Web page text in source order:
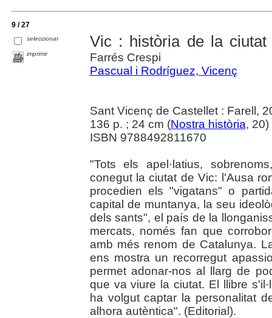
9 / 27
seleccionar
imprimir
Vic : història de la ciutat
Farrés Crespi
Pascual i Rodríguez, Vicenç
Sant Vicenç de Castellet : Farell,
136 p. ; 24 cm (Nostra història, 20)
ISBN 9788492811670
"Tots els apel·latius,
conegut la ciutat de Vic: l'Ausa
procedien els "vigatans" o
capital de muntanya, la seu
dels sants", el país de la
mercats, només fan que
amb més renom de Catalunya.
ens mostra un recorregut
permet adonar-nos al llarg de
que va viure la ciutat. El llibre
ha volgut captar la personalitat
alhora autèntica". (Editorial).